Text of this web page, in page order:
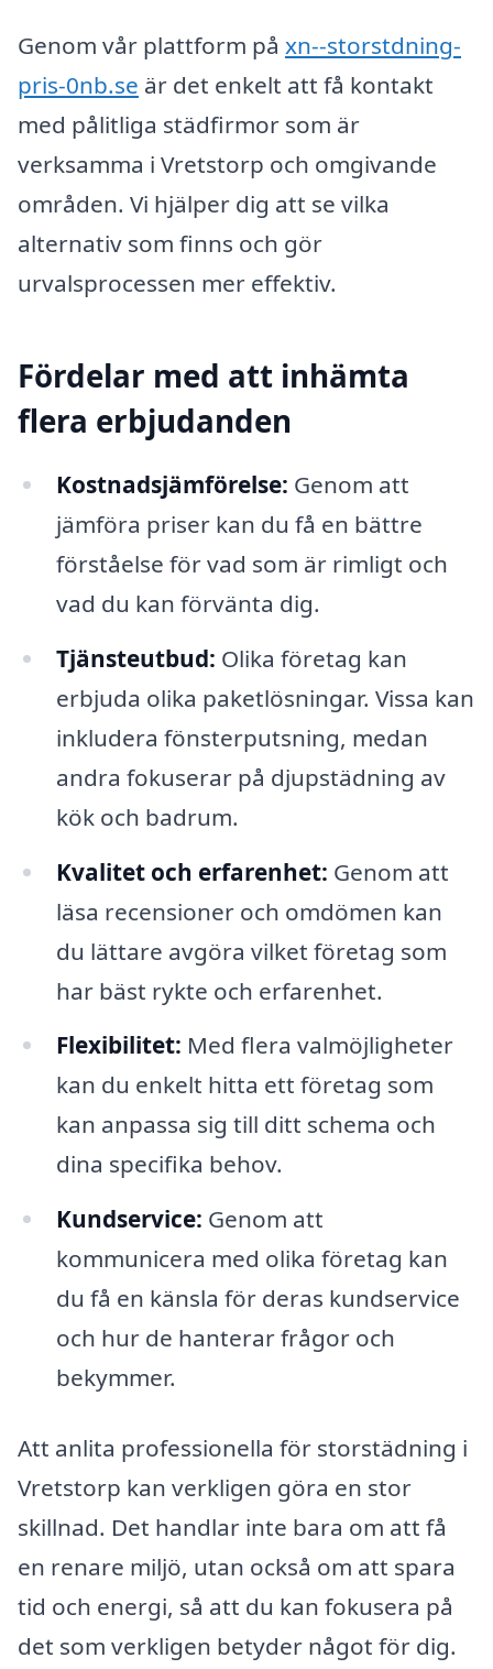
Genom vår plattform på xn--storstdning-
pris-0nb.se är det enkelt att få kontakt
med pålitliga städfirmor som är
verksamma i Vretstorp och omgivande
områden. Vi hjälper dig att se vilka
alternativ som finns och gör
urvalsprocessen mer effektiv.
Fördelar med att inhämta
flera erbjudanden
Kostnadsjämförelse: Genom att
jämföra priser kan du få en bättre
förståelse för vad som är rimligt och
vad du kan förvänta dig.
Tjänsteutbud: Olika företag kan
erbjuda olika paketlösningar. Vissa kan
inkludera fönsterputsning, medan
andra fokuserar på djupstädning av
kök och badrum.
Kvalitet och erfarenhet: Genom att
läsa recensioner och omdömen kan
du lättare avgöra vilket företag som
har bäst rykte och erfarenhet.
Flexibilitet: Med flera valmöjligheter
kan du enkelt hitta ett företag som
kan anpassa sig till ditt schema och
dina specifika behov.
Kundservice: Genom att
kommunicera med olika företag kan
du få en känsla för deras kundservice
och hur de hanterar frågor och
bekymmer.
Att anlita professionella för storstädning i
Vretstorp kan verkligen göra en stor
skillnad. Det handlar inte bara om att få
en renare miljö, utan också om att spara
tid och energi, så att du kan fokusera på
det som verkligen betyder något för dig.